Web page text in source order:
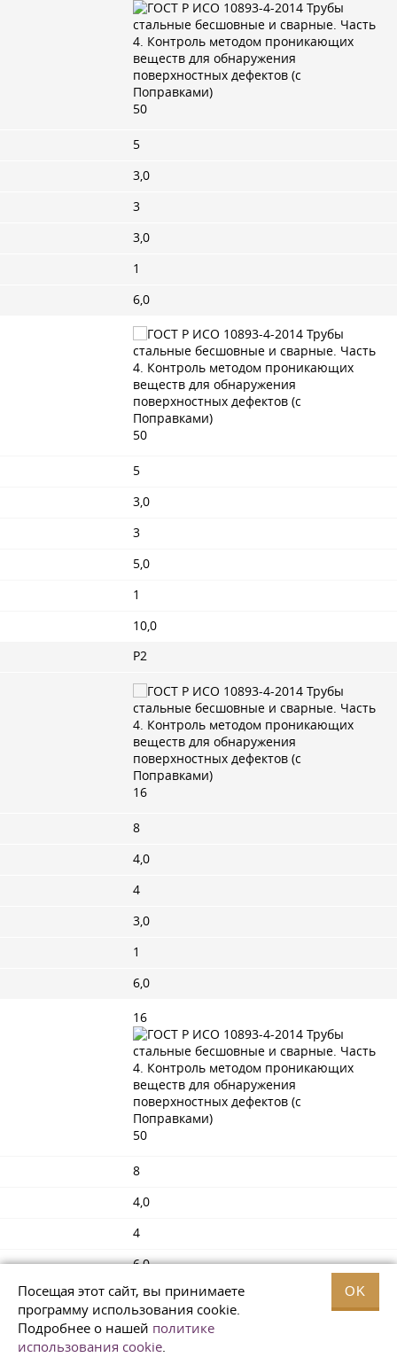
Посещая этот сайт, вы принимаете
программу использования cookie.
Подробнее о нашей политике
использования cookie.
OK
50
5
3,0
3
3,0
1
6,0
50
5
3,0
3
5,0
1
10,0
Р2
16
8
4,0
4
3,0
1
6,0
16
50
8
4,0
4
6,0
1
12,0